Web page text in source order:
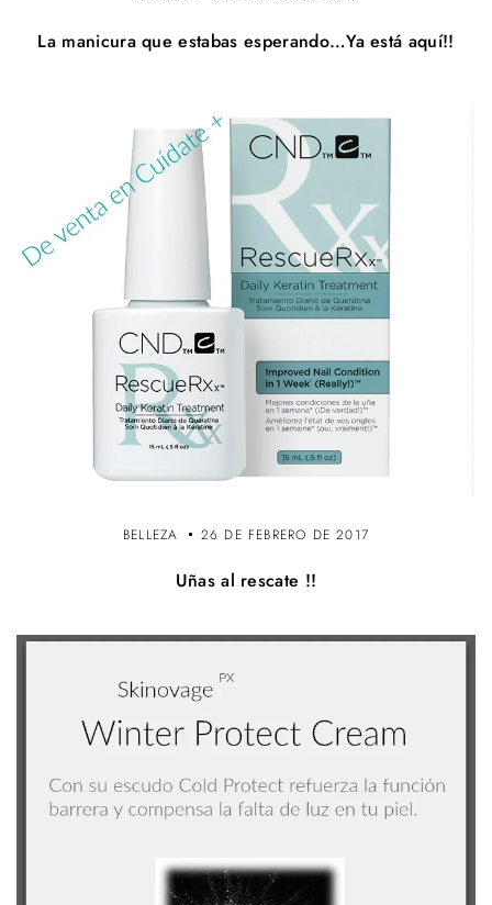
La manicura que estabas esperando…Ya está aquí!!
BELLEZA 26 DE FEBRERO DE 2017
Uñas al rescate !!